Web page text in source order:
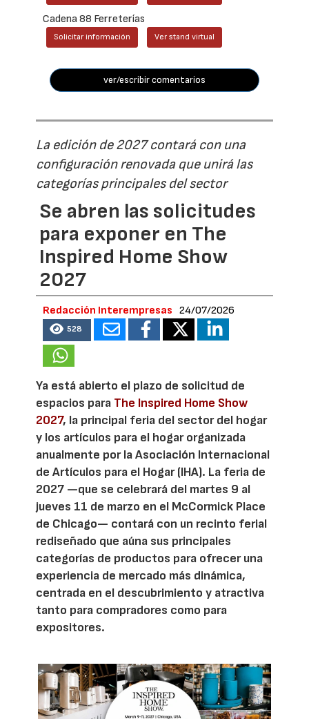
Cadena 88 Ferreterías
Solicitar información Ver stand virtual
ver/escribir comentarios
La edición de 2027 contará con una
configuración renovada que unirá las
categorías principales del sector
Se abren las solicitudes
para exponer en The
Inspired Home Show
2027
Redacción Interempresas 24/07/2026
528
Ya está abierto el plazo de solicitud de
espacios para The Inspired Home Show
2027, la principal feria del sector del hogar
y los artículos para el hogar organizada
anualmente por la Asociación Internacional
de Artículos para el Hogar (IHA). La feria de
2027 —que se celebrará del martes 9 al
jueves 11 de marzo en el McCormick Place
de Chicago— contará con un recinto ferial
rediseñado que aúna sus principales
categorías de productos para ofrecer una
experiencia de mercado más dinámica,
centrada en el descubrimiento y atractiva
tanto para compradores como para
expositores.